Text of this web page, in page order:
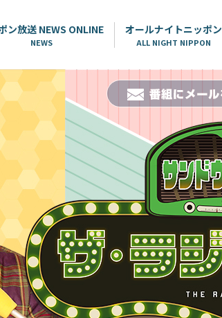
ン放送 NEWS ONLINE
NEWS
オールナイトニッポン
ALL NIGHT NIPPON